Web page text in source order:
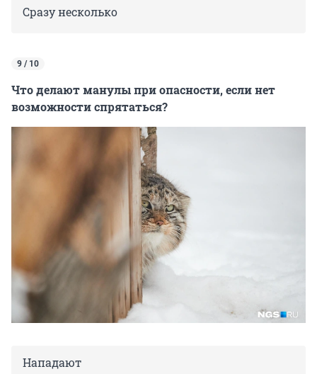
Сразу несколько
9 / 10
Что делают манулы при опасности, если нет
возможности спрятаться?
Нападают